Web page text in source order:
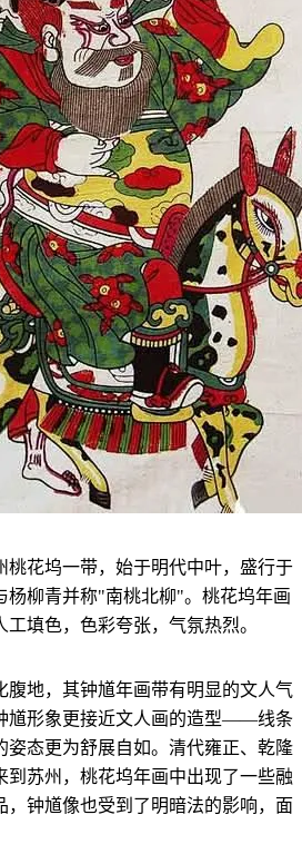
桃花坞一带，始于明代中叶，盛行于
杨柳青并称"南桃北柳"。桃花坞年画
填色，色彩夸张，气氛热烈。
腹地，其钟馗年画带有明显的文人气
馗形象更接近文人画的造型——线条
姿态更为舒展自如。清代雍正、乾隆
到苏州，桃花坞年画中出现了一些融
，钟馗像也受到了明暗法的影响，面